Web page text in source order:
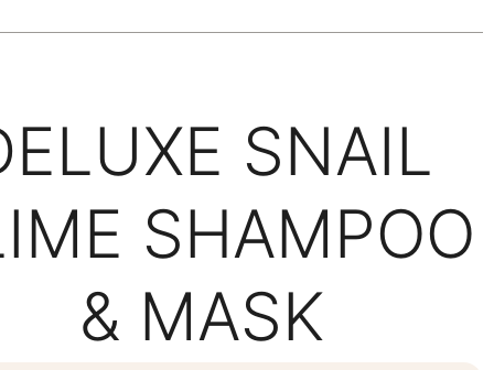
SNAIL
SHAMPOO
& MASK